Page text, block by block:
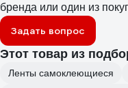
бренда или один из
Задать вопрос
Этот товар из
Ленты самоклеющиеся